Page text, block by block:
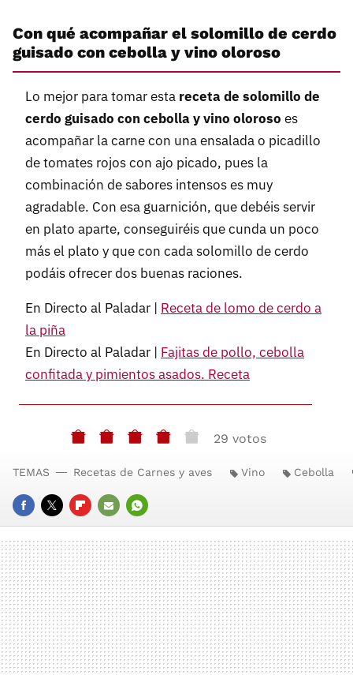
Con qué acompañar el solomillo de cerdo
guisado con cebolla y vino oloroso
Lo mejor para tomar esta receta de solomillo de
cerdo guisado con cebolla y vino oloroso es
acompañar la carne con una ensalada o picadillo
de tomates rojos con ajo picado, pues la
combinación de sabores intensos es muy
agradable. Con esa guarnición, que debéis servir
en plato aparte, conseguiréis que cunda un poco
más el plato y que con cada solomillo de cerdo
podáis ofrecer dos buenas raciones.
En Directo al Paladar | Receta de lomo de cerdo a
la piña
En Directo al Paladar | Fajitas de pollo, cebolla
confitada y pimientos asados. Receta
29 votos
FACEBOOK
TWITTERFLIPBOARD
E-
MAIL
WHATSAPP
TEMAS Recetas de Carnes y aves Vino Cebolla